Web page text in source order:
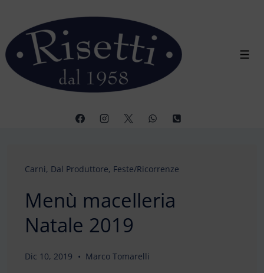
contenuto
principale
Carni, Dal Produttore, Feste/Ricorrenze
Menù macelleria
Natale 2019
Dic 10, 2019 Marco Tomarelli